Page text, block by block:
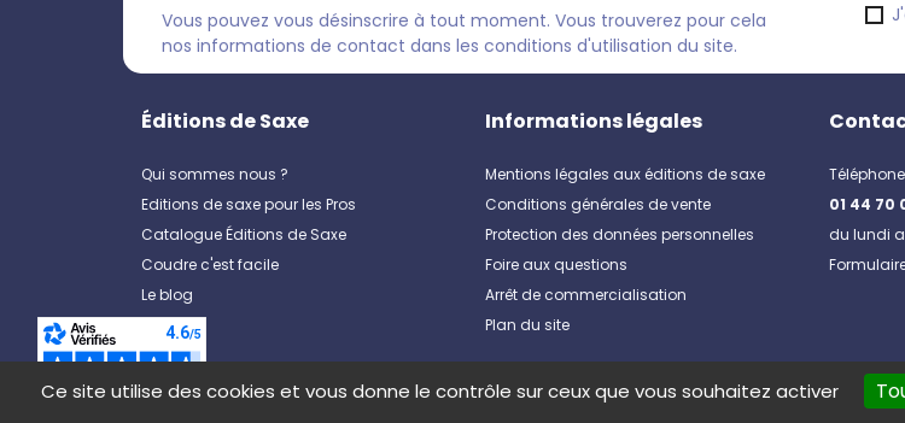
Vous pouvez vous désinscrire à tout moment. Vous trouverez pour cela
nos informations de contact dans les conditions d'utilisation du site.
Éditions de Saxe
Qui sommes nous ?
Editions de saxe pour les Pros
Catalogue Éditions de Saxe
Coudre c'est facile
Le blog
Informations légales
Mentions légales aux éditions de saxe
Conditions générales de vente
Protection des données personnelles
Foire aux questions
Arrêt de commercialisation
Plan du site
Téléphone
01 44 70
du lundi
Ce site utilise des cookies et vous donne le contrôle sur ceux que vous souhaitez activer